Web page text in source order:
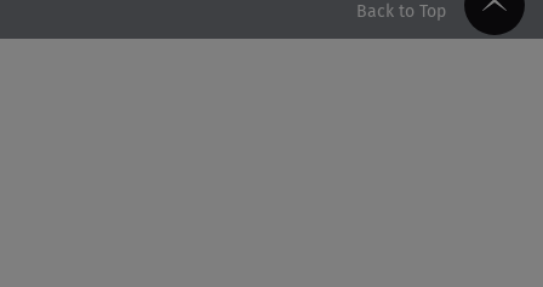
Back to Top